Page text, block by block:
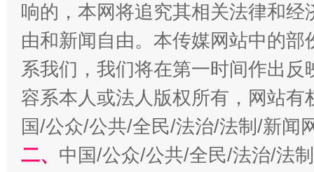
习近平的博鳌关键词
魏明亮
响的，本网将追究其相关法律和
由和新闻自由。本传媒网站中的
系我们，我们将在第一时间作出
容系本人或法人版权所有，网站
国/公众/公共/全民/法治/法制/新闻
二、 中国/公众/公共/全民/法治/法